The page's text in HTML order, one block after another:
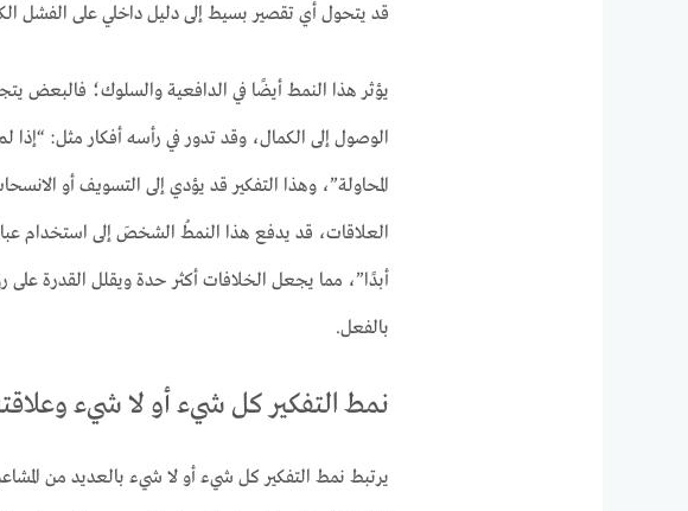
قد يتحول أي تقصير بسيط إلى دليل داخلي على الفشل
يؤثر هذا النمط أيضًا في الدافعية والسلوك؛ فالبعض
الوصول إلى الكمال، وقد تدور في رأسه أفكار مثل: “إذا
المحاولة”، وهذا التفكير قد يؤدي إلى التسويف أو
العلاقات، قد يدفع هذا النمطُ الشخصَ إلى استخدام
أبدًا”، مما يجعل الخلافات أكثر حدة ويقلل القدرة على
بالفعل.
نمط التفكير كل شيء أو لا شيء
يرتبط نمط التفكير كل شيء أو لا شيء بالعديد من